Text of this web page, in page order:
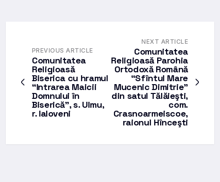
PREVIOUS ARTICLE
Comunitatea
Religioasă
Biserica cu hramul
“Intrarea Maicii
Domnului în
Biserică”, s. Ulmu,
r. Ialoveni
NEXT ARTICLE
Comunitatea
Religioasă Parohia
Ortodoxă Română
“Sfîntul Mare
Mucenic Dimitrie”
din satul Tălăieşti,
com.
Crasnoarmeiscoe,
raionul Hînceşti